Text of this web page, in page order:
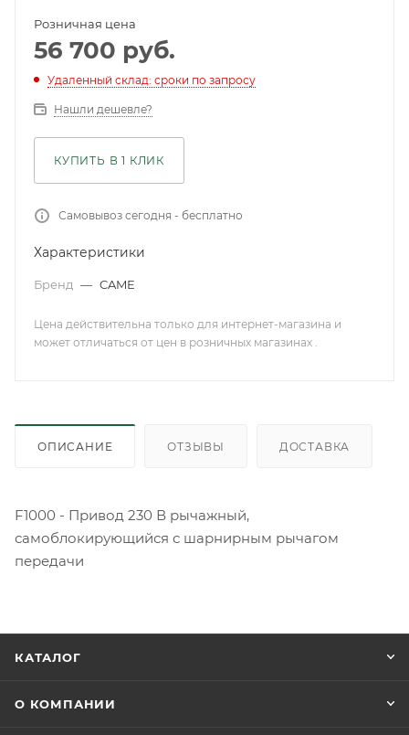
Розничная цена
56 700 руб.
Удаленный склад: сроки по запросу
Нашли дешевле?
КУПИТЬ В 1 КЛИК
Самовывоз сегодня - бесплатно
Характеристики
Бренд — CAME
Цена действительна только для интернет-магазина и
может отличаться от цен в розничных магазинах .
ОПИСАНИЕ ОТЗЫВЫ ДОСТАВКА
F1000 - Привод 230 В рычажный,
самоблокирующийся с шарнирным рычагом
передачи
КАТАЛОГ
О КОМПАНИИ